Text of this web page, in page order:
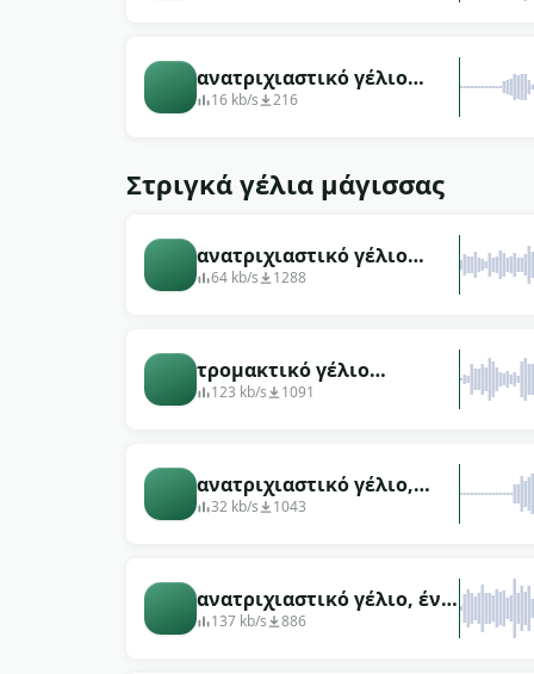
ανατριχιαστικό γέλιο
μοναχικό θορυβώδες
16 kb/s 216
Στριγκά γέλια μάγισσας
ανατριχιαστικό γέλιο
γυναίκα αιχμηρό
64 kb/s 1288
τρομακτικό γέλιο
μοναχικό παιδί στο
123 kb/s 1091
ανατριχιαστικό γέλιο,
ανύπαντρη γυναίκα,
32 kb/s 1043
ανατριχιαστικό γέλιο, ένα
παιδικό καρτούν
137 kb/s 886